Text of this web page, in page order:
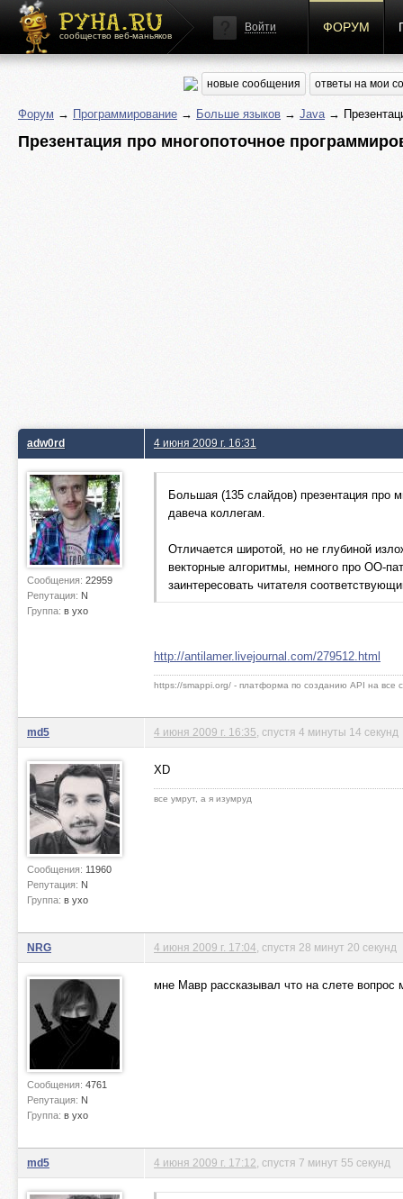
сообщество веб-маньяков
Войти ФОРУМ
новые сообщения ответы на мои
Форум → Программирование → Больше языков → Java→
Презентация про многопоточное
adw0rd
Сообщения: 22959
Репутация: N
Группа: в ухо
4 июня 2009 г. 16:31
Большая (135 слайдов) презентация про
давеча коллегам.
Отличается широтой, но не глубиной
векторные алгоритмы, немного про ОО-
заинтересовать читателя
http://antilamer.livejournal.com/279512.html
https://smappi.org/ - платформа по созданию API на все
md5
Сообщения: 11960
Репутация: N
Группа: в ухо
4 июня 2009 г. 16:35 , спустя 4 минуты 14 секунд
XD
все умрут, а я изумруд
NRG
Сообщения: 4761
Репутация: N
Группа: в ухо
4 июня 2009 г. 17:04 , спустя 28 минут 20 секунд
мне Мавр рассказывал что на слете вопрос
md5 4 июня 2009 г. 17:12 , спустя 7 минут 55 секунд